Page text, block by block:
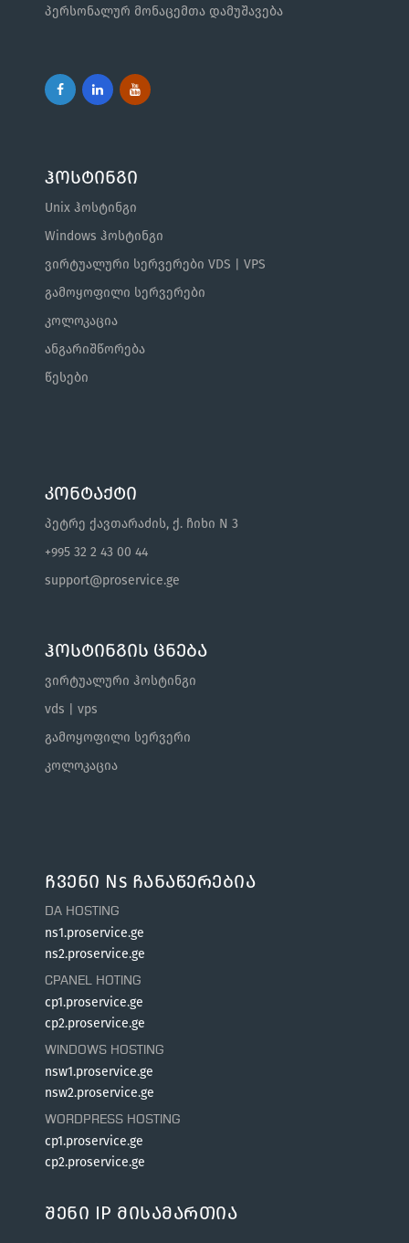
პერსონალურ მონაცემთა დამუშავება
ჰოსტინგი
Unix ჰოსტინგი
Windows ჰოსტინგი
ვირტუალური სერვერები VDS | VPS
გამოყოფილი სერვერები
კოლოკაცია
ანგარიშწორება
წესები
კონტაქტი
პეტრე ქავთარაძის, ქ. ჩიხი N 3
+995 32 2 43 00 44
support@proservice.ge
ჰოსტინგის ცნება
ვირტუალური ჰოსტინგი
vds | vps
გამოყოფილი სერვერი
კოლოკაცია
Ჩვენი Ns Ჩანაწერებია
DA HOSTING
ns1.proservice.ge
ns2.proservice.ge
CPANEL HOTING
cp1.proservice.ge
cp2.proservice.ge
WINDOWS HOSTING
nsw1.proservice.ge
nsw2.proservice.ge
WORDPRESS HOSTING
cp1.proservice.ge
cp2.proservice.ge
Შენი IP Მისამართია